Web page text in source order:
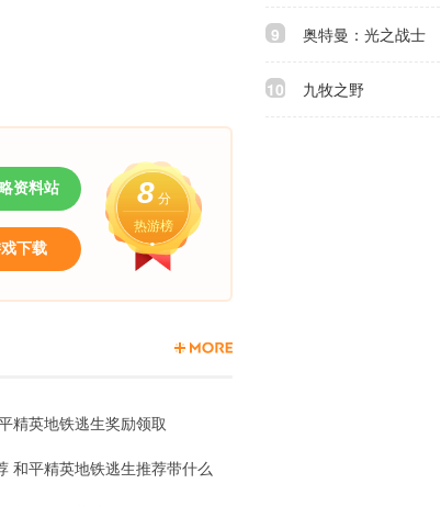
资料站
下载
8 分
热游榜
精英地铁逃生奖励领取
和平精英地铁逃生推荐带什么
9 奥特曼：光之战士
10 九牧之野